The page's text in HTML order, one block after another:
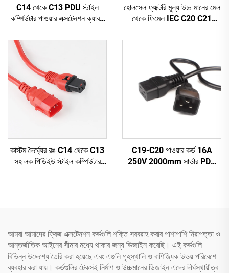
C14 থেকে C13 PDU স্টাইল
কম্পিউটার পাওয়ার এক্সটেনশন ক্যাবল
এক্সটেনশন কর্ড 10A IEC-320-
C14 থেকে IEC-320-C13
হোলসেল ফ্যাক্টরি মূল্য উচ্চ মানের মেল
থেকে ফিমেল IEC C20 C21
কাস্টম দৈর্ঘ্যের রঙ C14 থেকে C13
সহ লক পিডিইউ স্টাইল কম্পিউটার
C19-C20 পাওয়ার কর্ড 16A
250V 2000mm সার্ভার PDU
আমরা আমাদের ফ্রিজ এক্সটেনশন কর্ডগুলি শক্তি সরবরাহ করার পাশাপাশি নিরাপত্তা ও
আন্তর্জাতিক আইনের সীমার মধ্যে থাকার জন্য ডিজাইন করেছি। এই কর্ডগুলি
বিভিন্ন উদ্দেশ্যে তৈরি করা হয়েছে এবং এগুলি গৃহস্থালি ও বাণিজ্যিক উভয় পরিবেশে
ব্যবহার করা যায়। কর্ডগুলির টেকসই নির্মাণ ও উচ্চমানের ডিজাইন এদের দীর্ঘস্থায়ীত্ব